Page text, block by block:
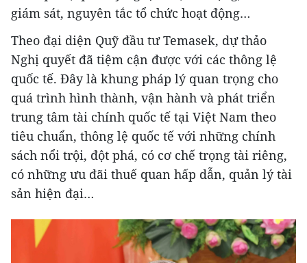
giám sát, nguyên tắc tổ chức hoạt động…
Theo đại diện Quỹ đầu tư Temasek, dự thảo
Nghị quyết đã tiệm cận được với các thông lệ
quốc tế. Đây là khung pháp lý quan trọng cho
quá trình hình thành, vận hành và phát triển
trung tâm tài chính quốc tế tại Việt Nam theo
tiêu chuẩn, thông lệ quốc tế với những chính
sách nổi trội, đột phá, có cơ chế trọng tài riêng,
có những ưu đãi thuế quan hấp dẫn, quản lý tài
sản hiện đại…